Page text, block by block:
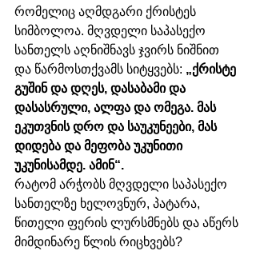
რომელიც აღმდგარი ქრისტეს
სიმბოლოა. მღვდელი საპასექო
სანთელს აღნიშნავს ჯვირს ნიშნით
და წარმოსთქვამს სიტყვებს: „ქრისტე
გუშინ და დღეს, დასაბამი და
დასასრული, ალფა და ომეგა. მას
ეკუთვნის დრო და საუკუნეები, მას
დიდება და მეფობა უკუნითი
უკუნისამდე. ამინ“.
რატომ არჭობს მღვდელი საპასექო
სანთელზე ხელოვნურ, პატარა,
წითელი ფერის ლურსმნებს და აწერს
მიმდინარე წლის რიცხვებს?